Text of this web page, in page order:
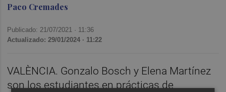
Paco Cremades
Publicado: 21/07/2021 · 11:36
Actualizado: 29/01/2024 · 11:22
VALÈNCIA. Gonzalo Bosch y Elena Martínez
son los estudiantes en prácticas de